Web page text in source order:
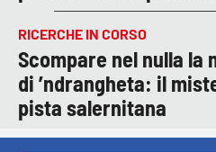
RICERCHE IN CORSO
Scompare nel nulla la
di ’ndrangheta: il
pista salernitana